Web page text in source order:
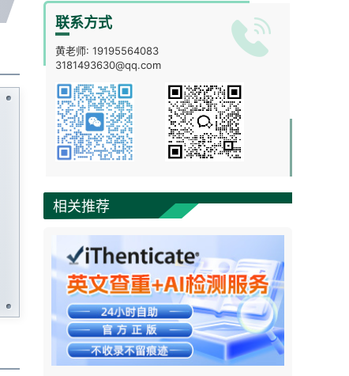
联系方式
黄老师: 19195564083
3181493630@qq.com
相关推荐